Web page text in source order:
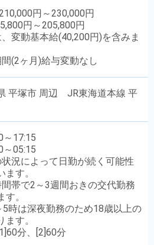
円～230,000円
円～205,800円
変動基本給(40,200円)を含みま
(2ヶ月)給与変動なし
平塚市 周辺 JR東海道本線 平
～17:15
～05:15
況によって日勤が続く可能性
ます。
帯で2～3週間おきの交代勤務
す。
5時は深夜勤務のため18歳以上の
ます。
分、[2]60分